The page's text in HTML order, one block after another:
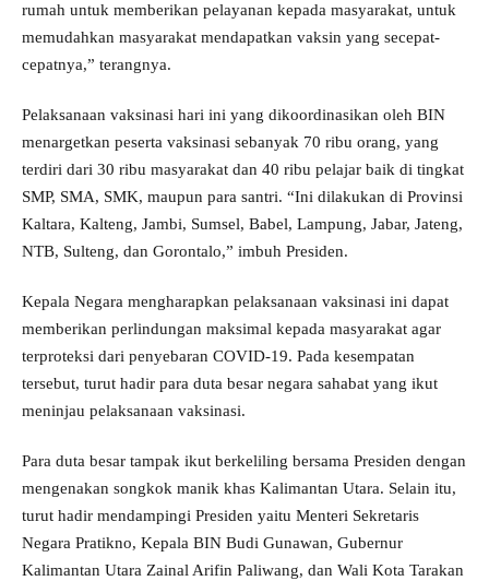
rumah untuk memberikan pelayanan kepada masyarakat, untuk
memudahkan masyarakat mendapatkan vaksin yang secepat-
cepatnya,” terangnya.
Pelaksanaan vaksinasi hari ini yang dikoordinasikan oleh BIN
menargetkan peserta vaksinasi sebanyak 70 ribu orang, yang
terdiri dari 30 ribu masyarakat dan 40 ribu pelajar baik di tingkat
SMP, SMA, SMK, maupun para santri. “Ini dilakukan di Provinsi
Kaltara, Kalteng, Jambi, Sumsel, Babel, Lampung, Jabar, Jateng,
NTB, Sulteng, dan Gorontalo,” imbuh Presiden.
Kepala Negara mengharapkan pelaksanaan vaksinasi ini dapat
memberikan perlindungan maksimal kepada masyarakat agar
terproteksi dari penyebaran COVID-19. Pada kesempatan
tersebut, turut hadir para duta besar negara sahabat yang ikut
meninjau pelaksanaan vaksinasi.
Para duta besar tampak ikut berkeliling bersama Presiden dengan
mengenakan songkok manik khas Kalimantan Utara. Selain itu,
turut hadir mendampingi Presiden yaitu Menteri Sekretaris
Negara Pratikno, Kepala BIN Budi Gunawan, Gubernur
Kalimantan Utara Zainal Arifin Paliwang, dan Wali Kota Tarakan